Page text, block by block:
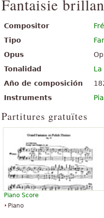
Fantaisie
Compositor
Tipo
Opus
Tonalidad
Año de composición
Instruments
Partitures gratuïtes
Piano Score
Piano